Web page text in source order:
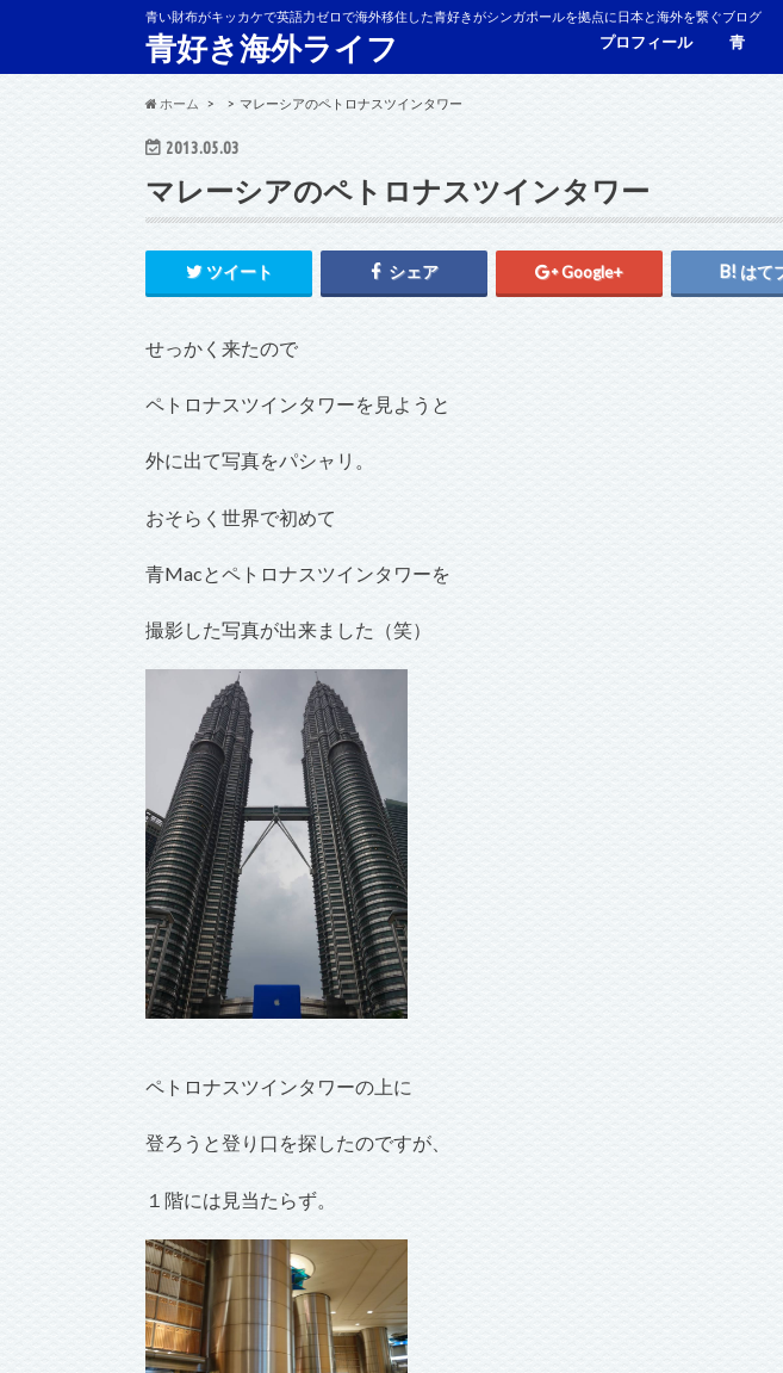
青い財布がキッカケで英語力ゼロで海外移住した青好きがシンガポールを拠点に日本と海外を繋ぐブログ
青好き海外ライフ プロフィール 青
ホーム マレーシアのペトロナスツインタワー
2013.05.03
マレーシアのペトロナスツインタワー
ツイート シェア Google+ はて
せっかく来たので
ペトロナスツインタワーを見ようと
外に出て写真をパシャリ。
おそらく世界で初めて
青Macとペトロナスツインタワーを
撮影した写真が出来ました（笑）
ペトロナスツインタワーの上に
登ろうと登り口を探したのですが、
１階には見当たらず。